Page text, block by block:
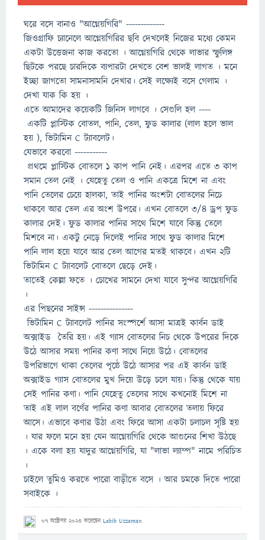
ঘরে বসে বানাও "আগ্নেয়গিরি" -------------
জিওগ্রাফি চ্যানেলে আগ্নেয়গিরির ছবি দেখলেই নিজের মধ্যে কেমন
একটা উত্তেজনা কাজ করতো । আগ্নেয়গিরি থেকে লাভার স্ফুলিঙ্গ
ছিটকে পরছে চারদিকে ব্যপারটা দেখতে বেশ ভালই লাগত । মনে
ইচ্ছা জাগতো সামনাসামনি দেখার। সেই লক্ষ্যেই বসে গেলাম ।
দেখা যাক কি হয় ।
এতে আমাদের কয়েকটি জিনিস লাগবে । সেগুলি হল ----
একটি প্লাস্টিক বোতল, পানি, তেল, ফুড কালার (লাল হলে ভাল
হয় ), ভিটামিন C ট্যাবলেট।
যেভাবে করবো -----------
প্রথমে প্লাস্টিক বোতলে ১ কাপ পানি নেই। এরপর এতে ৩ কাপ
সমান তেল নেই । যেহেতু তেল ও পানি একত্রে মিশে না এবং
পানি তেলের চেয়ে হালকা, তাই পানির অংশটা বোতলের নিচে
থাকবে আর তেল এর অংশ উপরে। এখন বোতলে ৩/৪ ড্রপ ফুড
কালার দেই। ফুড কালার পানির সাথে মিশে যাবে কিন্তু তেলে
মিশবে না। একটু নেড়ে দিলেই পানির সাথে ফুড কালার মিশে
পানি লাল হয়ে যাবে আর তেল আগের মতই থাকবে। এখন ২টি
ভিটামিন C ট্যাবলেট বোতলে ছেড়ে দেই।
তাতেই কেল্লা ফতে । চোখের সামনে দেখা যাবে সুন্দর আগ্নেয়গিরি
।
এর পিছনের সাইন্স ---------------
ভিটামিন C ট্যাবলেট পানির সংস্পর্শে আসা মাত্রই কার্বন ডাই
অক্সাইড তৈরি হয়। এই গ্যাস বোতলের নিচ থেকে উপরের দিকে
উঠে আসার সময় পানির কণা সাথে নিয়ে উঠে। বোতলের
উপরিভাগে থাকা তেলের পৃষ্ঠে উঠে আসার পর এই কার্বন ডাই
অক্সাইড গ্যাস বোতলের মুখ দিয়ে উড়ে চলে যায়। কিন্তু থেকে যায়
সেই পানির কণা। পানি যেহেতু তেলের সাথে কখনোই মিশে না
তাই এই লাল বর্ণের পানির কণা আবার বোতলের তলায় ফিরে
আসে। এভাবে কণার উঠা এবং ফিরে আসা একটা চলাচল সৃষ্টি হয়
। যার ফলে মনে হয় যেন আগ্নেয়গিরি থেকে আগুনের শিখা উঠছে
। একে বলা হয় যাদুর আগ্নেয়গিরি, যা "লাভা ল্যাম্প" নামে পরিচিত
।
চাইলে তুমিও করতে পারো বাড়ীতে বসে । আর চমকে দিতে পারো
সবাইকে ।
07 অক্টোবর 2023 করেছেন Labib Uzzaman